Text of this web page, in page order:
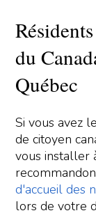
du
Québec
Si vous avez
de citoyen
vous installer
d'accueil des
lors de votre